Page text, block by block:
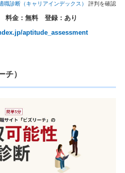
職診断（キャリアインデックス） 評判を確認
料金：無料 登録：あり
aptitude_assessment
チ）